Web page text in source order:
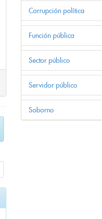
Corrupción política
Función pública
Sector público
Servidor público
Soborno